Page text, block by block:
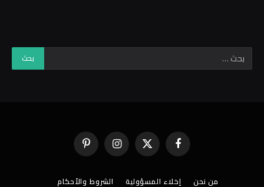
فيسبوك X
(Twitter)
الانستغرامبينتيريست
من نحن إخلاء المسؤولية الشروط والأحكام